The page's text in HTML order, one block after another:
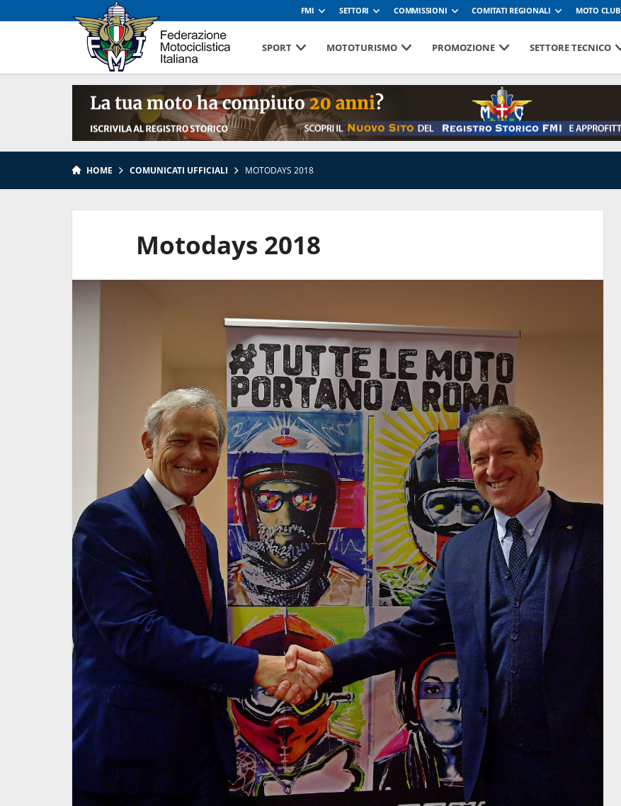
FMI SETTORI COMMISSIONI COMITATI REGIONALI MOTO CLUB
SPORT MOTOTURISMO PROMOZIONE SETTORE TECNICO
HOME COMUNICATI UFFICIALI MOTODAYS 2018
Motodays 2018
Presentato a Foligno il Rally FIM
2020!
12 Luglio 2019
Novità nell'Enduro
internazionale
8 Luglio 2019